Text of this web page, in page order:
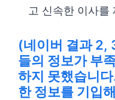
고 신속한 이사를
(네이버 결과 2,
들의 정보가 부
하지 못했습니
한 정보를 기입